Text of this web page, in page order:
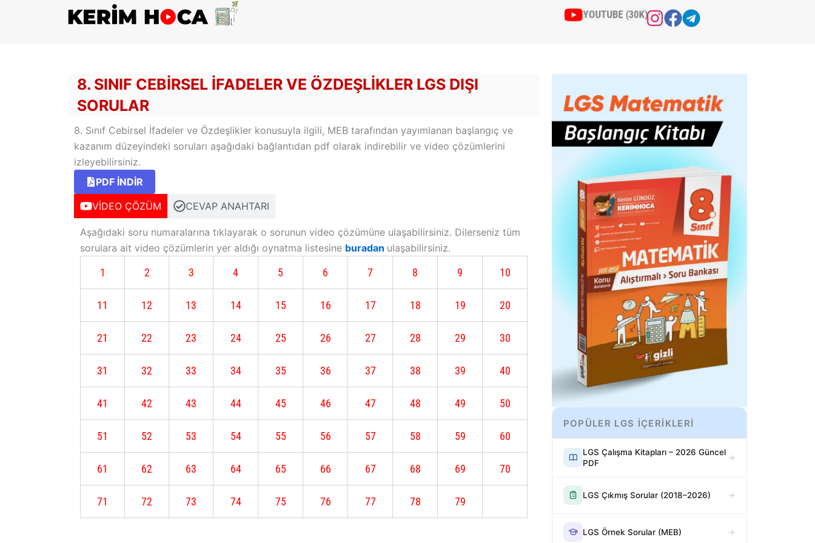
YOUTUBE (30K)
8. SINIF CEBIRSEL İFADELER VE ÖZDEŞLIKLER LGS DIŞI
SORULAR
8. Sınıf Cebirsel İfadeler ve Özdeşlikler konusuyla ilgili, MEB tarafından yayımlanan başlangıç ve
kazanım düzeyindeki soruları aşağıdaki bağlantıdan pdf olarak indirebilir ve video çözümlerini
izleyebilirsiniz.
PDF İNDİR
VİDEO ÇÖZÜM
CEVAP ANAHTARI
Aşağıdaki soru numaralarına tıklayarak o sorunun video çözümüne ulaşabilirsiniz. Dilerseniz tüm
sorulara ait video çözümlerin yer aldığı oynatma listesine buradan ulaşabilirsiniz.
1 2 3 4 5 6 7 8 9 10
11 12 13 14 15 16 17 18 19 20
21 22 23 24 25 26 27 28 29 30
31 32 33 34 35 36 37 38 39 40
41 42 43 44 45 46 47 48 49 50
51 52 53 54 55 56 57 58 59 60
61 62 63 64 65 66 67 68 69 70
71 72 73 74 75 76 77 78 79
POPÜLER LGS İÇERİKLERİ
LGS Çalışma Kitapları – 2026 Güncel
PDF
LGS Çıkmış Sorular (2018–2026)
LGS Örnek Sorular (MEB)